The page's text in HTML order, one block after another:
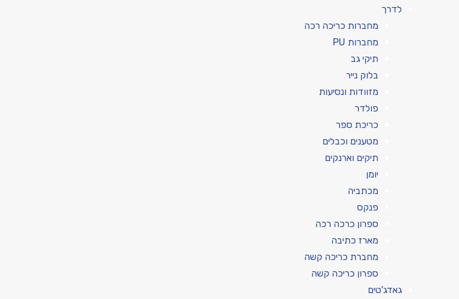
לדרך
מחברות כריכה רכה
מחברות PU
תיקי גב
בלוק נייר
מזוודות ונסיעות
פולדר
כריכת ספר
מטענים וכבלים
תיקים וארנקים
יומן
מכתביה
פנקס
ספרון כרכה רכה
מארז כתיבה
מחברת כריכה קשה
ספרון כריכה קשה
גאדג'טים